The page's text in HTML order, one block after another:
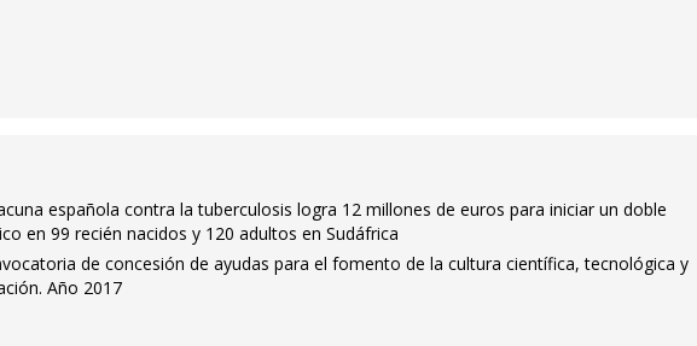
española contra la tuberculosis logra 12 millones de euros para iniciar un doble
en 99 recién nacidos y 120 adultos en Sudáfrica
de concesión de ayudas para el fomento de la cultura científica, tecnológica y
Año 2017